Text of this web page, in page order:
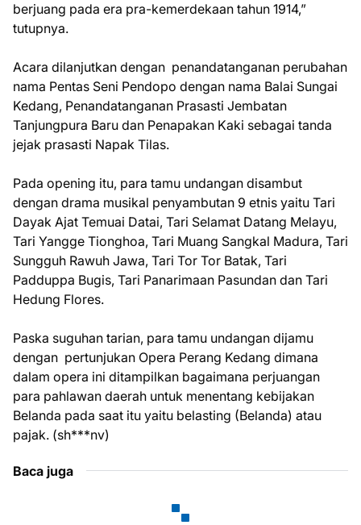
berjuang pada era pra-kemerdekaan tahun 1914,”
tutupnya.
Acara dilanjutkan dengan penandatanganan perubahan
nama Pentas Seni Pendopo dengan nama Balai Sungai
Kedang, Penandatanganan Prasasti Jembatan
Tanjungpura Baru dan Penapakan Kaki sebagai tanda
jejak prasasti Napak Tilas.
Pada opening itu, para tamu undangan disambut
dengan drama musikal penyambutan 9 etnis yaitu Tari
Dayak Ajat Temuai Datai, Tari Selamat Datang Melayu,
Tari Yangge Tionghoa, Tari Muang Sangkal Madura, Tari
Sungguh Rawuh Jawa, Tari Tor Tor Batak, Tari
Padduppa Bugis, Tari Panarimaan Pasundan dan Tari
Hedung Flores.
Paska suguhan tarian, para tamu undangan dijamu
dengan pertunjukan Opera Perang Kedang dimana
dalam opera ini ditampilkan bagaimana perjuangan
para pahlawan daerah untuk menentang kebijakan
Belanda pada saat itu yaitu belasting (Belanda) atau
pajak. (sh***nv)
Baca juga